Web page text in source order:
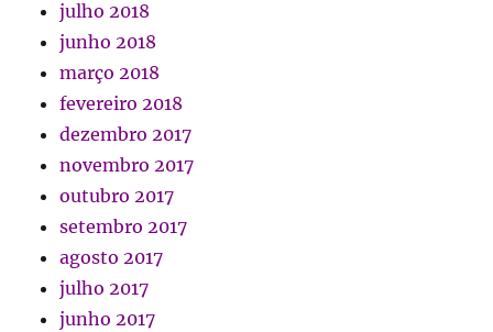
julho 2018
junho 2018
março 2018
fevereiro 2018
dezembro 2017
novembro 2017
outubro 2017
setembro 2017
agosto 2017
julho 2017
junho 2017